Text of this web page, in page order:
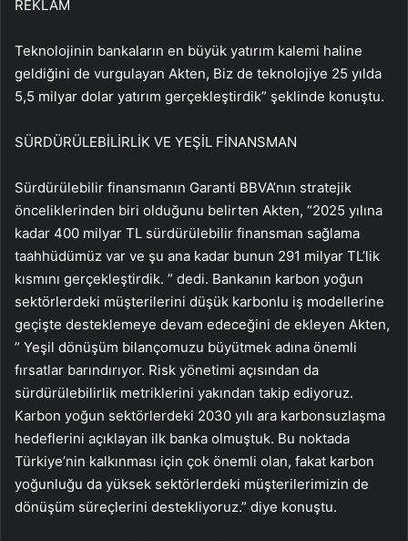
REKLAM
Teknolojinin bankaların en büyük yatırım kalemi haline
geldiğini de vurgulayan Akten, Biz de teknolojiye 25 yılda
5,5 milyar dolar yatırım gerçekleştirdik” şeklinde konuştu.
SÜRDÜRÜLEBİLİRLİK VE YEŞİL FİNANSMAN
Sürdürülebilir finansmanın Garanti BBVA’nın stratejik
önceliklerinden biri olduğunu belirten Akten, “2025 yılına
kadar 400 milyar TL sürdürülebilir finansman sağlama
taahhüdümüz var ve şu ana kadar bunun 291 milyar TL’lik
kısmını gerçekleştirdik. ” dedi. Bankanın karbon yoğun
sektörlerdeki müşterilerini düşük karbonlu iş modellerine
geçişte desteklemeye devam edeceğini de ekleyen Akten,
” Yeşil dönüşüm bilançomuzu büyütmek adına önemli
fırsatlar barındırıyor. Risk yönetimi açısından da
sürdürülebilirlik metriklerini yakından takip ediyoruz.
Karbon yoğun sektörlerdeki 2030 yılı ara karbonsuzlaşma
hedeflerini açıklayan ilk banka olmuştuk. Bu noktada
Türkiye’nin kalkınması için çok önemli olan, fakat karbon
yoğunluğu da yüksek sektörlerdeki müşterilerimizin de
dönüşüm süreçlerini destekliyoruz.” diye konuştu.